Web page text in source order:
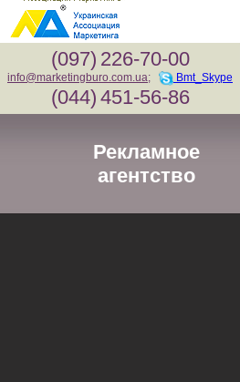
(097) 226-70-00
info@marketingburo.com.ua; Bmt_Skype
(044) 451-56-86
Рекламное
агентство